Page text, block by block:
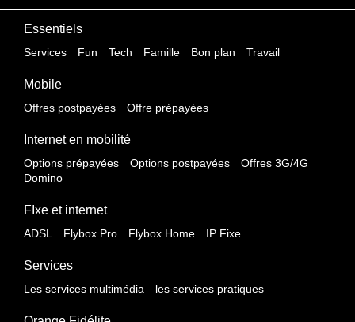
Essentiels
Services Fun Tech Famille Bon plan Travail
Mobile
Offres postpayées Offre prépayées
Internet en mobilité
Options prépayées Options postpayées
Offres 3G/4G
Domino
FIxe et internet
ADSL Flybox Pro Flybox Home IP Fixe
Services
Les services multimédia les services pratiques